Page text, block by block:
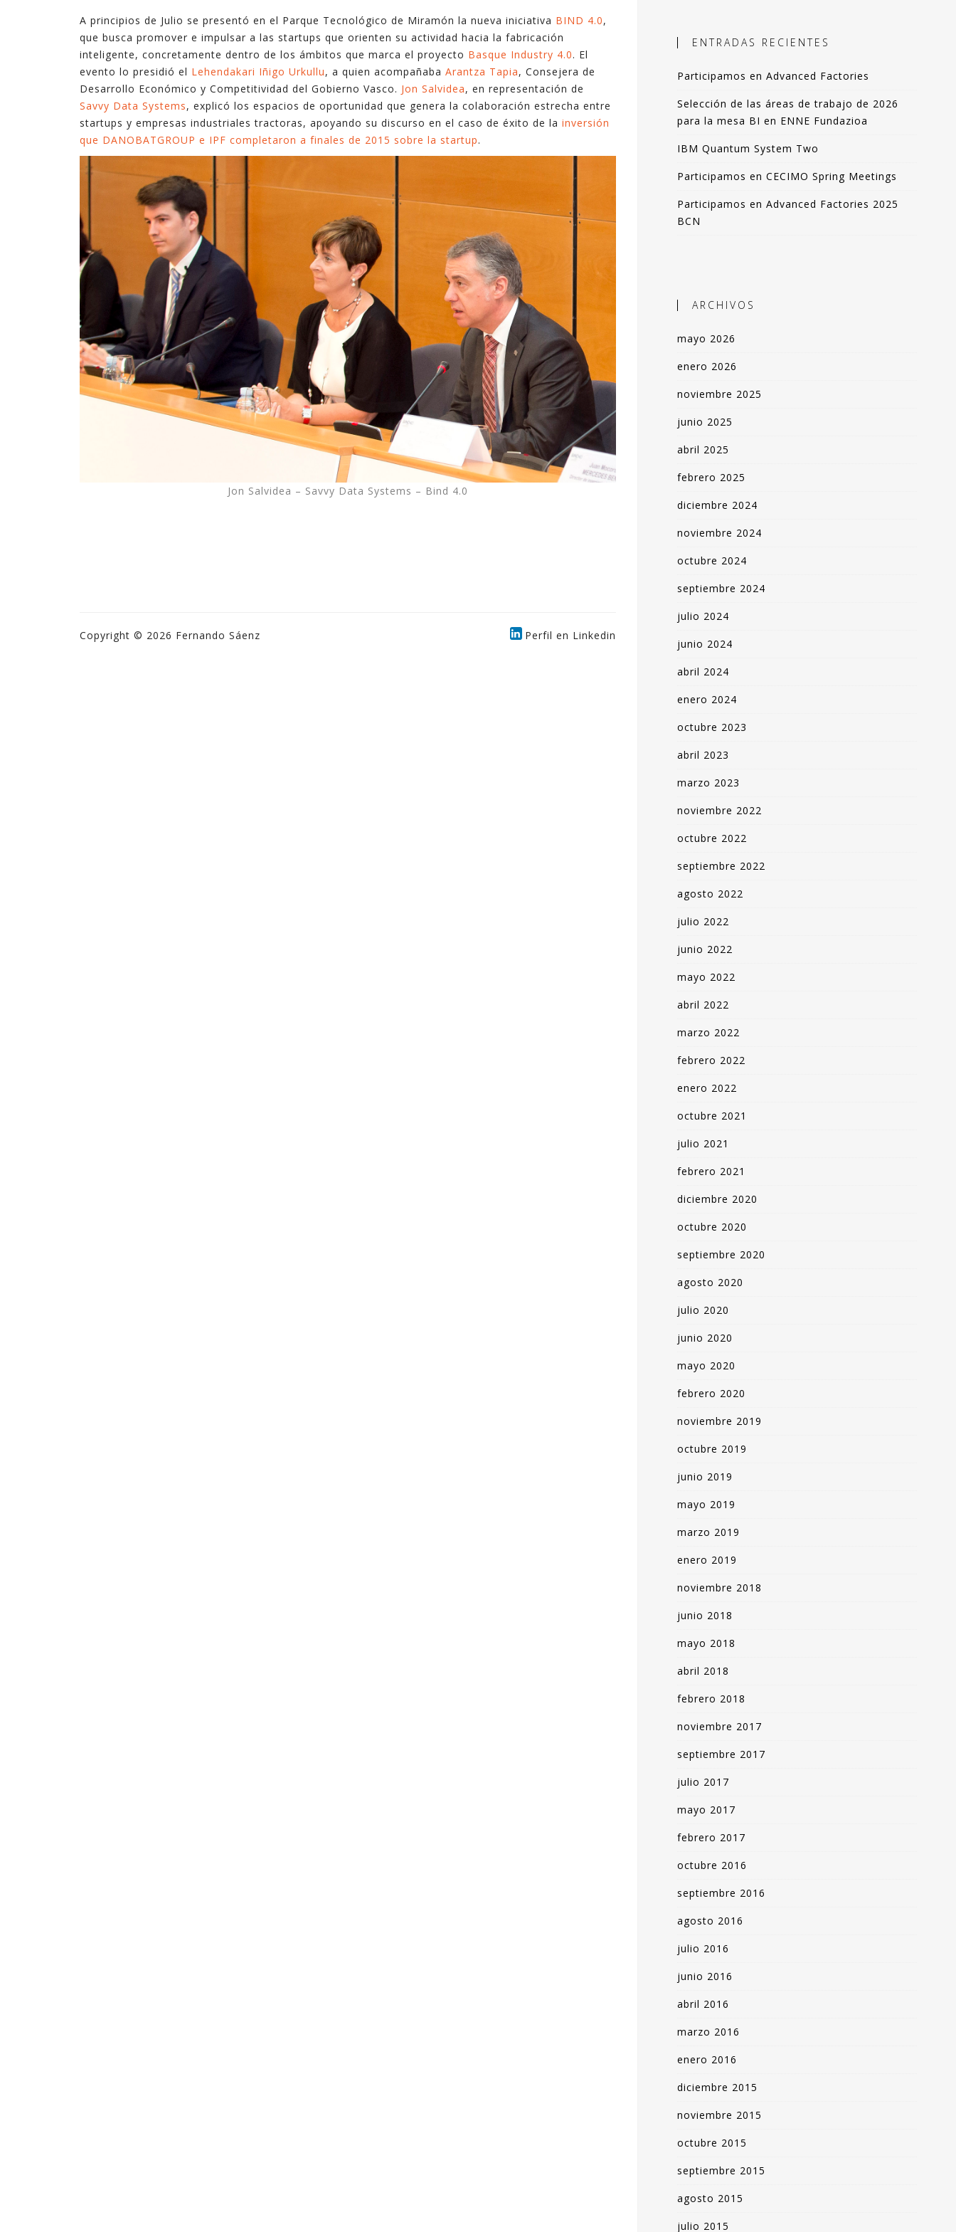
tecnologías. En ocasiones son complejas, y en
ocasiones son sencillas pero suficientes.
En estos últimos quince años, en los que he
ejercido de gerente, he podido ver cómo la
explotación inteligente de datos mejora de
forma notable los resultados en diferentes
ámbitos de la empresa, desde procesos
internos hasta la relación con el cliente,
pasando por la creación de nuevos productos y
industriales, el objetivo es incorporar
apoyo en la toma de decisiones.
En este blog comparto esas experiencias,
explicadas de forma resumida pero clara. La
mayoría de artículos los podrás leer en 3-4
Espero que lo disfrutes tanto como yo.
- Fernando Sáenz -
A principios de Julio se presentó en el Parque Tecnológico de Miramón la nueva iniciativa BIND 4.0,
que busca promover e impulsar a las startups que orienten su actividad hacia la fabricación
inteligente, concretamente dentro de los ámbitos que marca el proyecto Basque Industry 4.0. El
evento lo presidió el Lehendakari Iñigo Urkullu, a quien acompañaba Arantza Tapia, Consejera de
Desarrollo Económico y Competitividad del Gobierno Vasco. Jon Salvidea, en representación de
Savvy Data Systems, explicó los espacios de oportunidad que genera la colaboración estrecha entre
startups y empresas industriales tractoras, apoyando su discurso en el caso de éxito de la inversión
que DANOBATGROUP e IPF completaron a finales de 2015 sobre la startup.
Jon Salvidea – Savvy Data Systems – Bind 4.0
Copyright © 2026 Fernando Sáenz Perfil en Linkedin
ENTRADAS RECIENTES
Participamos en Advanced Factories
Selección de las áreas de trabajo de 2026
para la mesa BI en ENNE Fundazioa
IBM Quantum System Two
Participamos en CECIMO Spring Meetings
Participamos en Advanced Factories 2025
BCN
ARCHIVOS
mayo 2026
enero 2026
noviembre 2025
junio 2025
abril 2025
febrero 2025
diciembre 2024
noviembre 2024
octubre 2024
septiembre 2024
julio 2024
junio 2024
abril 2024
enero 2024
octubre 2023
abril 2023
marzo 2023
noviembre 2022
octubre 2022
septiembre 2022
agosto 2022
julio 2022
junio 2022
mayo 2022
abril 2022
marzo 2022
febrero 2022
enero 2022
octubre 2021
julio 2021
febrero 2021
diciembre 2020
octubre 2020
septiembre 2020
agosto 2020
julio 2020
junio 2020
mayo 2020
febrero 2020
noviembre 2019
octubre 2019
junio 2019
mayo 2019
marzo 2019
enero 2019
noviembre 2018
junio 2018
mayo 2018
abril 2018
febrero 2018
noviembre 2017
septiembre 2017
julio 2017
mayo 2017
febrero 2017
octubre 2016
septiembre 2016
agosto 2016
julio 2016
junio 2016
abril 2016
marzo 2016
enero 2016
diciembre 2015
noviembre 2015
octubre 2015
septiembre 2015
agosto 2015
julio 2015